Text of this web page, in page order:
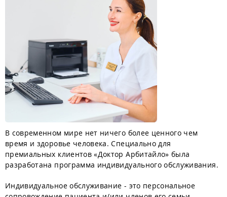
В современном мире нет ничего более ценного чем
время и здоровье человека. Специально для
премиальных клиентов «Доктор Арбитайло» была
разработана программа индивидуального обслуживания.
Индивидуальное обслуживание - это персональное